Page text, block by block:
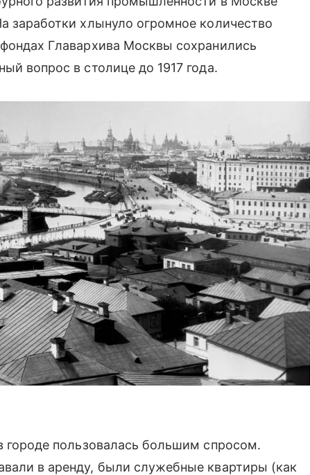
заработки хлынуло огромное количество
Главархива Москвы сохранились
вопрос в столице до 1917 года.
пользовалась большим спросом.
в аренду, были служебные квартиры (как